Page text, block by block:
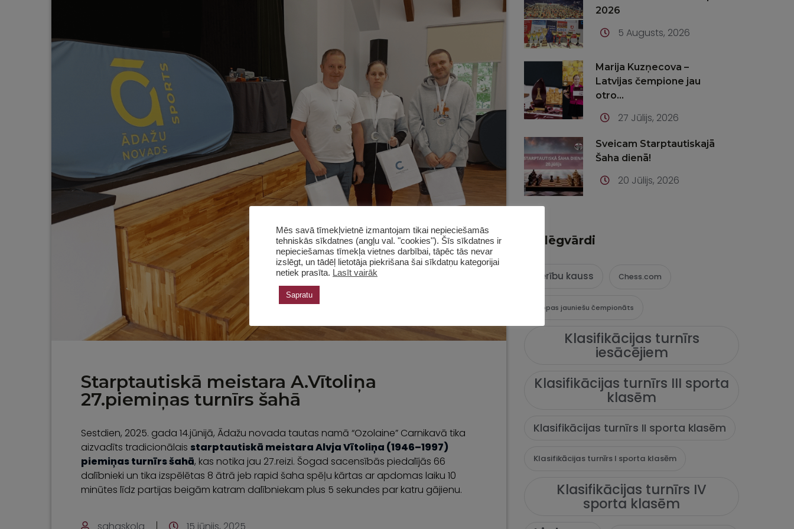
Starptautiskā meistara A.Vītoliņa
27.piemiņas turnīrs šahā
Sestdien, 2025. gada 14.jūnijā, Ādažu novada tautas namā “Ozolaine” Carnikavā tika
aizvadīts tradicionālais starptautiskā meistara Alvja Vītoliņa (1946–1997)
piemiņas turnīrs šahā, kas notika jau 27.reizi. Šogad sacensībās piedalījās 66
dalībnieki un tika izspēlētas 8 ātrā jeb rapid šaha spēļu kārtas ar apdomas laiku 10
minūtes līdz partijas beigām katram dalībniekam plus 5 sekundes par katru gājienu.
2026
5 Augusts, 2026
Marija Kuzņecova –
Latvijas čempione jau
otro...
27 Jūlijs, 2026
Sveicam Starptautiskajā
Šaha dienā!
20 Jūlijs, 2026
Atslēgvārdi
Cerību kauss Chess.com
Eiropas jauniešu čempionāts
Klasifikācijas turnīrs
iesācējiem
Klasifikācijas turnīrs III sporta
klasēm
Klasifikācijas turnīrs II sporta klasēm
Klasifikācijas turnīrs I sporta klasēm
Klasifikācijas turnīrs IV
sporta klasēm
Mēs savā tīmekļvietnē izmantojam tikai nepieciešamās
tehniskās sīkdatnes (angļu val. "cookies"). Šīs sīkdatnes ir
nepieciešamas tīmekļa vietnes darbībai, tāpēc tās nevar
izslēgt, un tādēļ lietotāja piekrišana šai sīkdatņu kategorijai
netiek prasīta. Lasīt vairāk
Sapratu